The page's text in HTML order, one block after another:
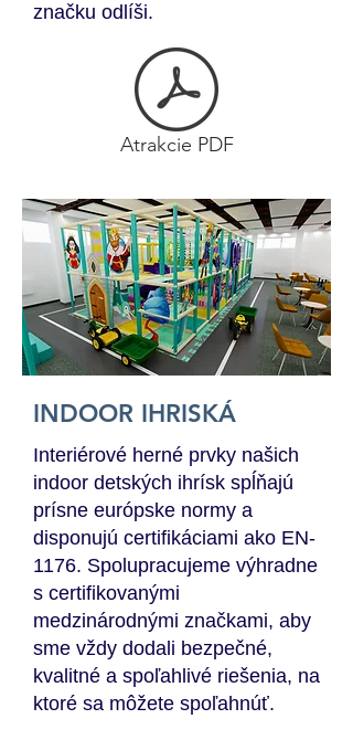
značku odlíši.
Atrakcie PDF
INDOOR IHRISKÁ
Interiérové herné prvky našich
indoor detských ihrísk spĺňajú
prísne európske normy a
disponujú certifikáciami ako EN-
1176. Spolupracujeme výhradne
s certifikovanými
medzinárodnými značkami, aby
sme vždy dodali bezpečné,
kvalitné a spoľahlivé riešenia, na
ktoré sa môžete spoľahnúť.